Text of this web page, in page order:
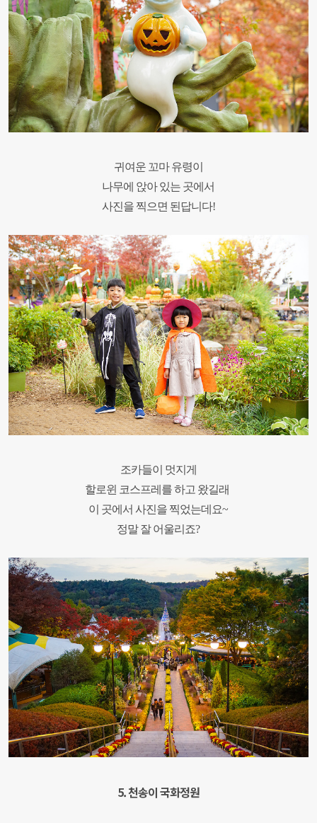
귀여운 꼬마 유령이
나무에 앉아 있는 곳에서
사진을 찍으면 된답니다!
조카들이 멋지게
할로윈 코스프레를 하고 왔길래
이 곳에서 사진을 찍었는데요~
정말 잘 어울리죠?
5. 천송이 국화정원